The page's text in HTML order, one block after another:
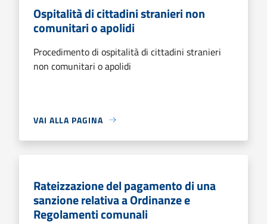
Ospitalità di cittadini stranieri non
comunitari o apolidi
Procedimento di ospitalità di cittadini stranieri
non comunitari o apolidi
VAI ALLA PAGINA
Rateizzazione del pagamento di una
sanzione relativa a Ordinanze e
Regolamenti comunali